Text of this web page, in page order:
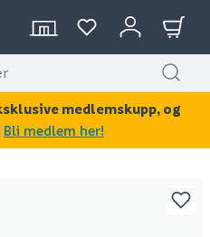
medlemskupp, og
Bli medlem her!